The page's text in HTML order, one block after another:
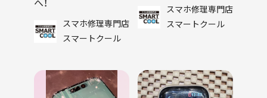
へ！
スマホ修理専門店
スマートクール
スマホ修理専門店
スマートクール